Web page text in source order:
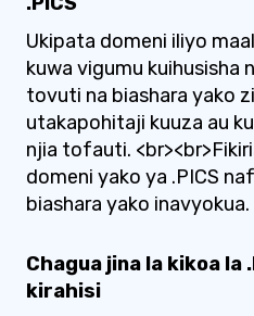
Ukipata domeni iliyo
kuwa vigumu kuihusisha
tovuti na biashara yako
utakapohitaji kuuza au
njia tofauti.
domeni yako ya .PICS
biashara yako inavyokua.
Chagua jina la kikoa la
kirahisi